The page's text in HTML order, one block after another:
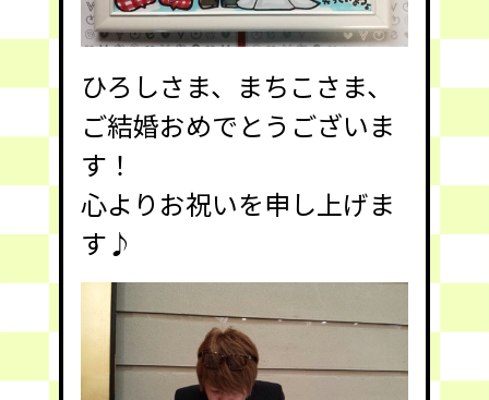
ひろしさま、まちこさま、
ご結婚おめでとうございま
す！
心よりお祝いを申し上げま
す♪